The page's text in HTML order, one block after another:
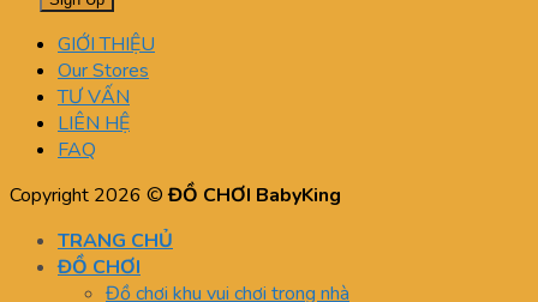
GIỚI THIỆU
Our Stores
TƯ VẤN
LIÊN HỆ
FAQ
Copyright 2026 ©ĐỒ CHƠI BabyKing
TRANG CHỦ
ĐỒ CHƠI
Đồ chơi khu vui chơi trong nhà